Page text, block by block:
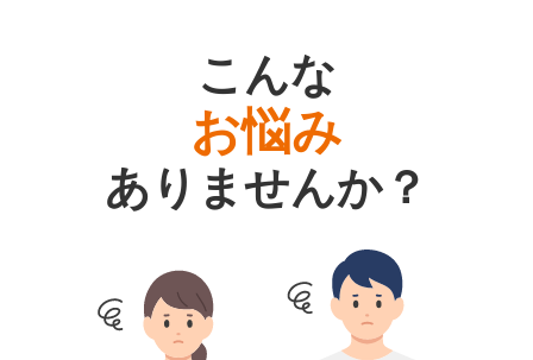
こんな
お悩み
ありませんか？